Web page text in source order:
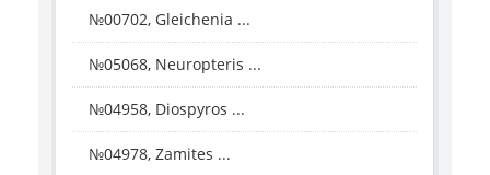
№00702, Gleichenia ...
№05068, Neuropteris ...
№04958, Diospyros ...
№04978, Zamites ...